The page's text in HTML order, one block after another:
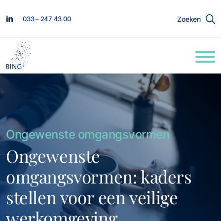
033 – 247 43 00 Zoeken
Ongewenste omgangsvormen
Ongewenste
omgangsvormen: kaders
stellen voor een veilige